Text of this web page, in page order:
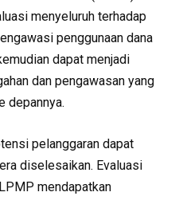
menyeluruh terhadap
penggunaan dana
dapat menjadi
dan pengawasan yang
depannya.
pelanggaran dapat
diselesaikan. Evaluasi
mendapatkan